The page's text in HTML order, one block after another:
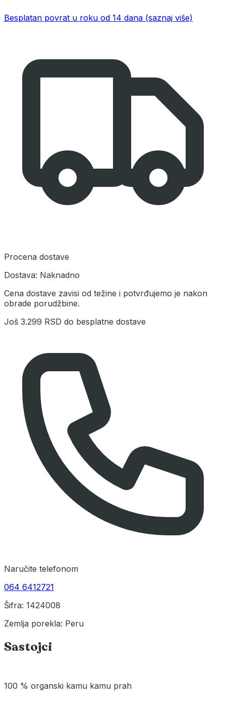
Besplatan povrat u roku od 14 dana (saznaj više)
Procena dostave
Dostava: Naknadno
Cena dostave zavisi od težine i potvrđujemo je nakon
obrade porudžbine.
Još 3.299 RSD do besplatne dostave
Naručite telefonom
064 6412721
Šifra: 1424008
Zemlja porekla: Peru
Sastojci
100 % organski kamu kamu prah